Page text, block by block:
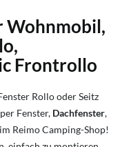
Wohnmobil,
Frontrollo
Rollo oder Seitz
Fenster, Dachfenster,
Reimo Camping-Shop!